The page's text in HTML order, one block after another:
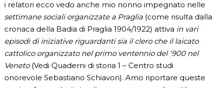
i relatori ecco vedo anche mio nonno impegnato nelle
settimane sociali organizzate a Praglia (come risulta dalla
cronaca della Badia di Praglia 1904/1922) attiva in vari
episodi di iniziative riguardanti sia il clero che il laicato
cattolico organizzato nel primo ventennio del ‘900 nel
Veneto (Vedi Quaderni di storia 1 – Centro studi
onorevole Sebastiano Schiavon). Amo riportare queste